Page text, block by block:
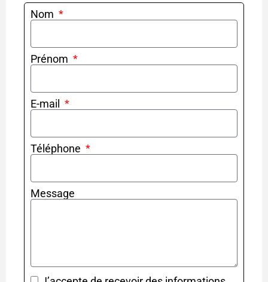
Nom
Prénom
E-mail
Téléphone
Message